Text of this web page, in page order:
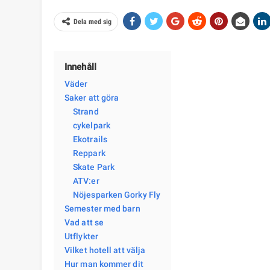
Dela med sig
Innehåll
Väder
Saker att göra
Strand
cykelpark
Ekotrails
Reppark
Skate Park
ATV:er
Nöjesparken Gorky Fly
Semester med barn
Vad att se
Utflykter
Vilket hotell att välja
Hur man kommer dit